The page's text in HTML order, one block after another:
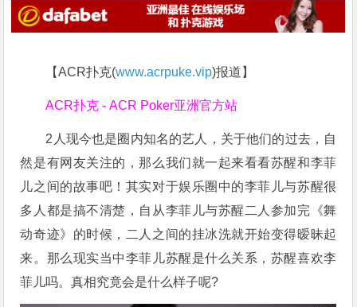
【ACR扑克(www.acrpuke.vip)报道】
ACR扑克 - ACR Poker亚洲官方站
2人现今也是圈内知名的艺人，关于他们的过去，自
然是有网友关注的，那么我们就一起来看看苏醒和李菲
儿之间的故事吧！其实对于娱乐圈中的李菲儿与苏醒很
多人都是搞不清楚，自从李菲儿与苏醒二人参加完《舞
动奇迹》的时候，二人之间的挂冰洗就开始变得暧昧起
来。那么现实当中李菲儿苏醒是什么关系，苏醒喜欢李
菲儿吗。真相究竟会是什么样子呢?